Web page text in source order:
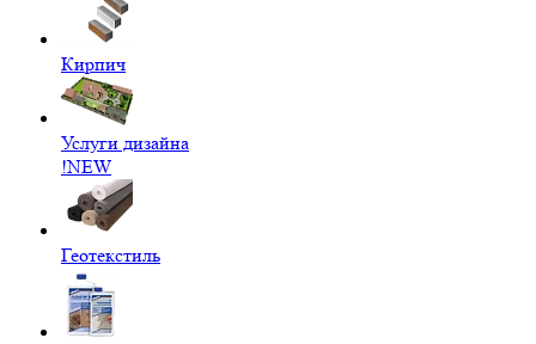
Кирпич
Услуги дизайна
!NEW
Геотекстиль